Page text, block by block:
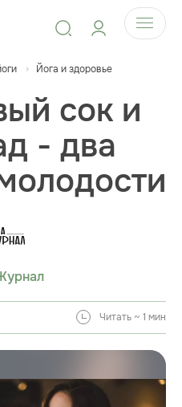
Йога и здоровье
сок и
- два
Читать ~ 1 мин